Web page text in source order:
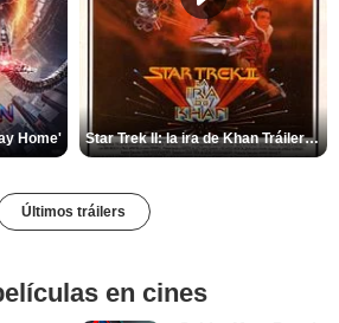
Home' Star Trek II: la ira de Khan Tráiler VO
Últimos tráilers
en cines